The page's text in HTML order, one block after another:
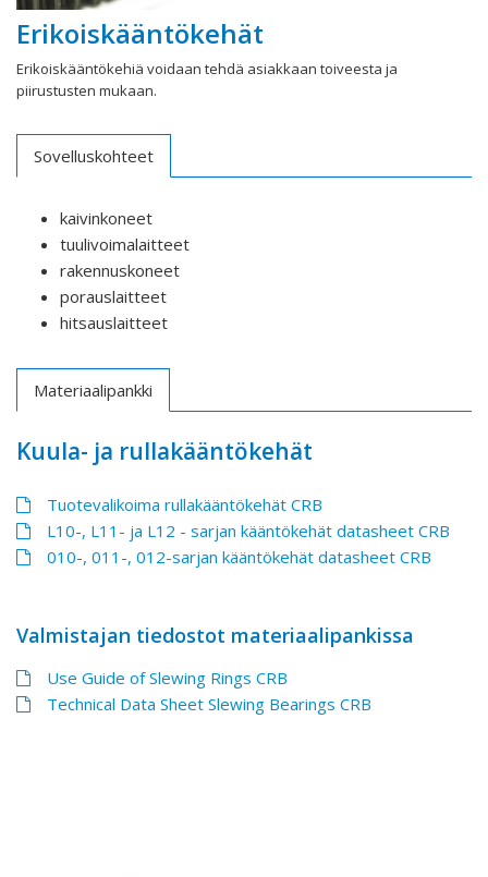
Erikoiskääntökehät
Erikoiskääntökehiä voidaan tehdä asiakkaan toiveesta ja
piirustusten mukaan.
Sovelluskohteet
kaivinkoneet
tuulivoimalaitteet
rakennuskoneet
porauslaitteet
hitsauslaitteet
Materiaalipankki
Kuula- ja rullakääntökehät
Tuotevalikoima rullakääntökehät CRB
L10-, L11- ja L12 - sarjan kääntökehät datasheet CRB
010-, 011-, 012-sarjan kääntökehät datasheet CRB
Valmistajan tiedostot materiaalipankissa
Use Guide of Slewing Rings CRB
Technical Data Sheet Slewing Bearings CRB